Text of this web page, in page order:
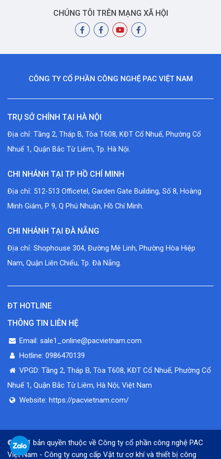
CHÚNG TÔI TRÊN MẠNG XÃ HỘI
CÔNG TY CỔ PHẦN CÔNG NGHỆ PAC VIỆT NAM
TRỤ SỞ CHÍNH TẠI HÀ NỘI
Địa chỉ: Tầng 2, Tháp B, Tòa T608, KĐT Cổ Nhuế, Phường Cổ
Nhuế 1, Quận Bắc Từ Liêm, Tp. Hà Nội.
CHI NHÁNH TẠI TP HỒ CHÍ MINH
Địa chỉ: 512-513 Officetel, Garden Gate Building, Số 8, Hoàng
Minh Giám, P 9, Q Phú Nhuận, Hồ Chí Minh.
CHI NHÁNH TẠI ĐÀ NẴNG
Địa chỉ: Shophouse 304, Đường Mê Linh, Phường Hòa Hiệp
Nam, Quận Liên Chiểu, Tp. Đà Nẵng.
ĐT HOTLINE
THÔNG TIN LIÊN HỆ
Email: sale1_online@pacvietnam.com
Hotline: 0986470139
VPGD: Tầng 2, Tháp B, Tòa T608, KĐT Cổ Nhuế, Phường Cổ
Nhuế 1, Quận Bắc Từ Liêm, Hà Nội, Việt Nam
Website: https://pacvietnam.com/
© 2021 bản quyền thuộc về Công ty cổ phần công nghệ PAC
Việt Nam - Công ty cung cấp Vật tư cơ khí và thiết bị công